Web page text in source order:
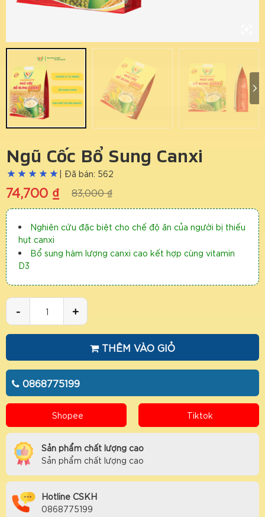
Ngũ Cốc Bổ Sung Canxi
| Đã bán: 562
83,000₫
74,700 ₫
Nghiên cứu đặc biệt cho chế độ ăn của người bị thiếu
hụt canxi
Bổ sung hàm lượng canxi cao kết hợp cùng vitamin
D3
- +
THÊM VÀO GIỎ
0868775199
Shopee Tiktok
Sản phẩm chất lượng cao
Sản phẩm chất lượng cao
Hotline CSKH
0868775199